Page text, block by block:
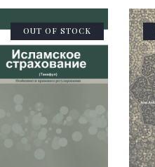
OUT OF STOCK